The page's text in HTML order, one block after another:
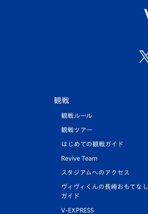
観戦
観戦ルール
観戦ツアー
はじめての観戦ガイド
Revive Team
スタジアムへのアクセス
ヴィヴィくんの長崎おもてなし
ガイド
V-EXPRESS